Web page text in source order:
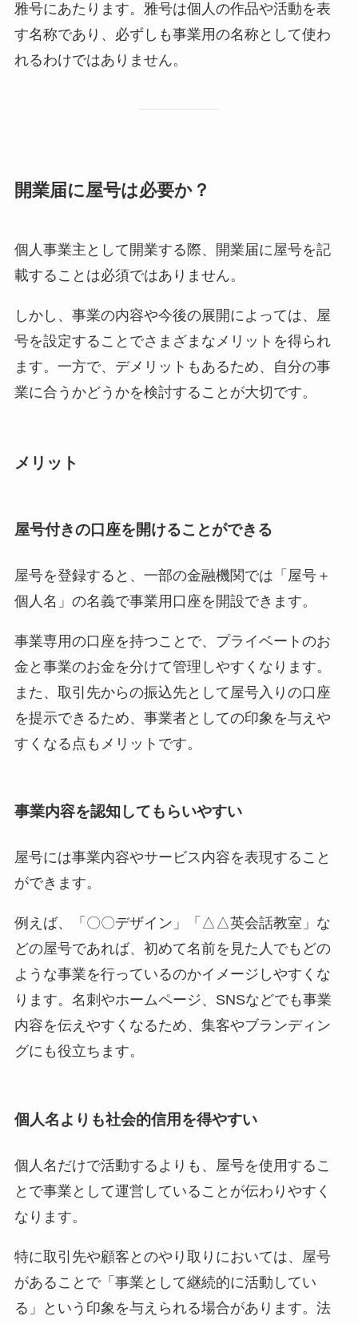
雅号にあたります。雅号は個人の作品や活動を表
す名称であり、必ずしも事業用の名称として使わ
れるわけではありません。
開業届に屋号は必要か？
個人事業主として開業する際、開業届に屋号を記
載することは必須ではありません。
しかし、事業の内容や今後の展開によっては、屋
号を設定することでさまざまなメリットを得られ
ます。一方で、デメリットもあるため、自分の事
業に合うかどうかを検討することが大切です。
メリット
屋号付きの口座を開けることができる
屋号を登録すると、一部の金融機関では「屋号＋
個人名」の名義で事業用口座を開設できます。
事業専用の口座を持つことで、プライベートのお
金と事業のお金を分けて管理しやすくなります。
また、取引先からの振込先として屋号入りの口座
を提示できるため、事業者としての印象を与えや
すくなる点もメリットです。
事業内容を認知してもらいやすい
屋号には事業内容やサービス内容を表現すること
ができます。
例えば、「〇〇デザイン」「△△英会話教室」な
どの屋号であれば、初めて名前を見た人でもどの
ような事業を行っているのかイメージしやすくな
ります。名刺やホームページ、SNSなどでも事業
内容を伝えやすくなるため、集客やブランディン
グにも役立ちます。
個人名よりも社会的信用を得やすい
個人名だけで活動するよりも、屋号を使用するこ
とで事業として運営していることが伝わりやすく
なります。
特に取引先や顧客とのやり取りにおいては、屋号
があることで「事業として継続的に活動してい
る」という印象を与えられる場合があります。法